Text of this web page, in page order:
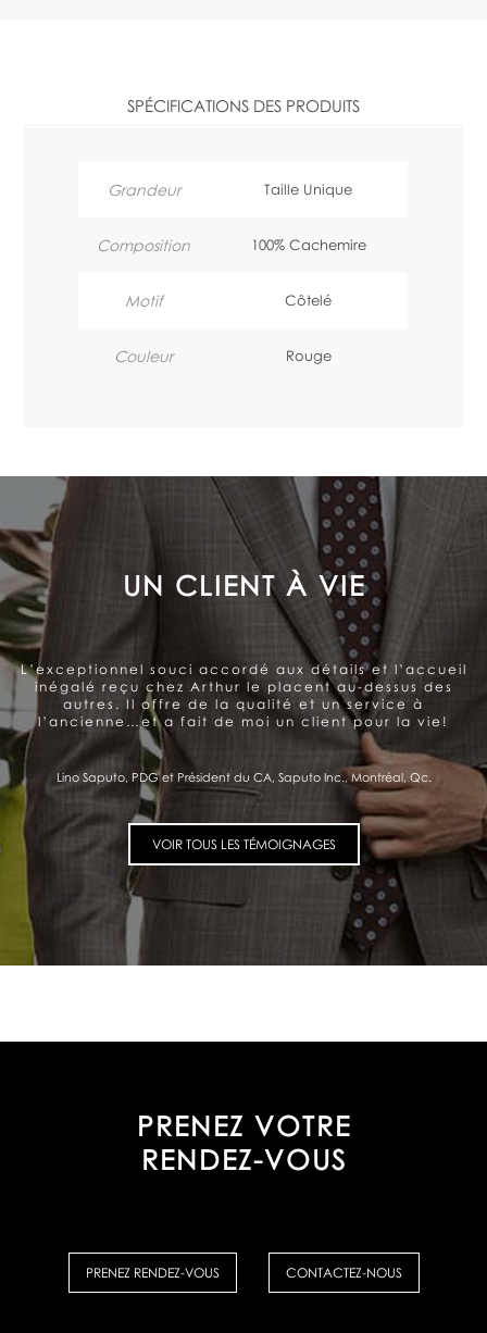
SPÉCIFICATIONS DES PRODUITS
Grandeur Taille Unique
Composition 100% Cachemire
Motif Côtelé
Couleur Rouge
LE SOUCI DE LA SATISFACTION
DU CLIENT
Arthur offre un service très personnalisé et
professionnel. Belle gamme de produits. Le souci de la
satisfaction du client se ressent et me donne
Pierre Fitzgibbon, Ministre de l'Économie et de l'Innovation, Québec, Qc.
VOIR TOUS LES TÉMOIGNAGES
PRENEZ VOTRE
RENDEZ-VOUS
PRENEZ RENDEZ-VOUS CONTACTEZ-NOUS